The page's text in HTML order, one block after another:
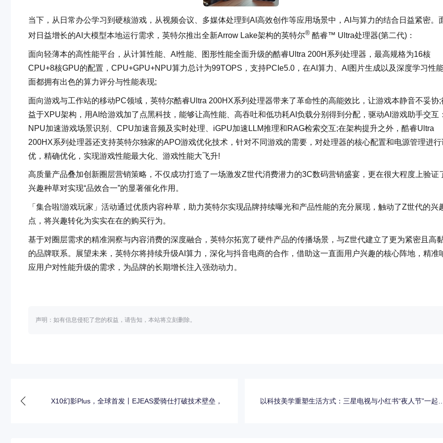
当下，从日常办公学习到硬核游戏，从视频会议、多媒体处理到AI高效创作等应用场景中，AI与算力的结合日益紧密。
对日益增长的AI大模型本地运行需求，英特尔推出全新Arrow Lake架构的英特尔® 酷睿™ Ultra处理器(第二代)：
面向轻薄本的高性能平台，从计算性能、AI性能、图形性能全面升级的酷睿Ultra 200H系列处理器，最高规格为16核
CPU+8核GPU的配置，CPU+GPU+NPU算力总计为99TOPS，支持PCIe5.0，在AI算力、AI图片生成以及深度学习性
面都拥有出色的算力评分与性能表现;
面向游戏与工作站的移动PC领域，英特尔酷睿Ultra 200HX系列处理器带来了革命性的高能效比，让游戏本静音不妥协;
益于XPU架构，用AI给游戏加了点黑科技，能够让高性能、高吞吐和低功耗AI负载分别得到分配，驱动AI游戏助手交互：
NPU加速游戏场景识别、CPU加速音频及实时处理、iGPU加速LLM推理和RAG检索交互;在架构提升之外，酷睿Ultra
200HX系列处理器还支持英特尔独家的APO游戏优化技术，针对不同游戏的需要，对处理器的核心配置和电源管理进行
优，精确优化，实现游戏性能最大化、游戏性能大飞升!
高质量产品叠加创新圈层营销策略，不仅成功打造了一场激发Z世代消费潜力的3C数码营销盛宴，更在很大程度上验证
兴趣种草对实现“品效合一”的显著催化作用。
「集合啦!游戏玩家」活动通过优质内容种草，助力英特尔实现品牌持续曝光和产品性能的充分展现，触动了Z世代的兴
点，将兴趣转化为实实在在的购买行为。
基于对圈层需求的精准洞察与内容消费的深度融合，英特尔拓宽了硬件产品的传播场景，与Z世代建立了更为紧密且高
的品牌联系。展望未来，英特尔将持续升级AI算力，深化与抖音电商的合作，借助这一直面用户兴趣的核心阵地，精准
应用户对性能升级的需求，为品牌的长期增长注入强劲动力。
声明：如有信息侵犯了您的权益，请告知，本站将立刻删除。
X10幻影Plus，全球首发丨EJEAS爱骑仕打破技术壁垒，
以科技美学重塑生活方式：三星电视与小红书“夜人节”一起打